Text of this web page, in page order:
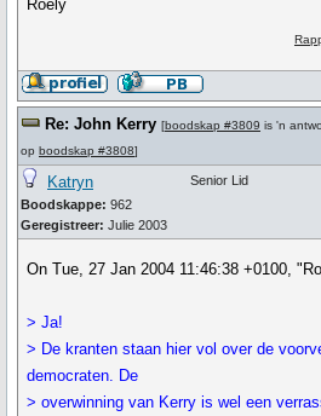
Roely
Re: John Kerry [boodskap #3809 is 'n
op boodskap #3808]
Katryn
Boodskappe: 962
Geregistreer: Julie 2003
Senior Lid
On Tue, 27 Jan 2004 11:46:38 +0100,
> Ja!
> De kranten staan hier vol over de
democraten. De
> overwinning van Kerry is wel een